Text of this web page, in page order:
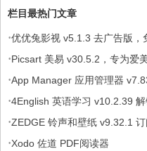
栏目最热门文章
·优优兔影视 v5.1.3 去广告版，
·Picsart 美易 v30.5.2，专为爱
·App Manager 应用管理器
·4English 英语学习 v10.2.39
·ZEDGE 铃声和壁纸 v9.32.1 订
·Xodo 佐道 PDF阅读器